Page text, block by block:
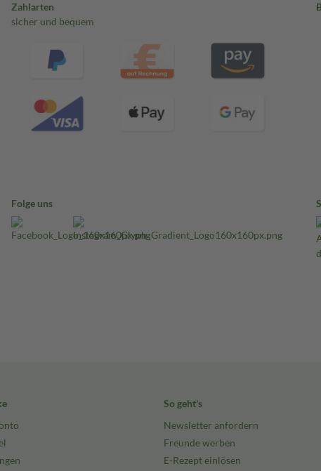
Zahlarten
sicher und bequem
Folge uns
So geht's
Newsletter anfordern
Freunde werben
E-Rezept einlösen